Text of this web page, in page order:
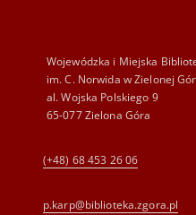
Wojewódzka i Miejska
im. C. Norwida w Zielonej
al. Wojska Polskiego 9
65-077 Zielona Góra
(+48) 68 453 26 06
p.karp@biblioteka.zgora.pl